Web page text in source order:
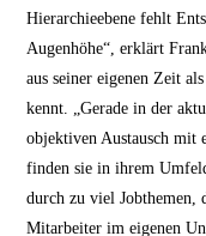
Hierarchieebene fehlt
Augenhöhe“, erklärt
aus seiner eigenen Zeit
kennt. „Gerade in der
objektiven Austausch mit
finden sie in ihrem
durch zu viel Jobthemen,
Mitarbeiter im eigenen